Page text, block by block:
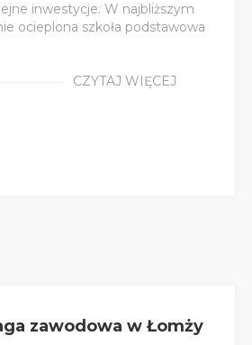
inwestycje. W najbliższym
ocieplona szkoła podstawowa
CZYTAJ WIĘCEJ
zawodowa w Łomży